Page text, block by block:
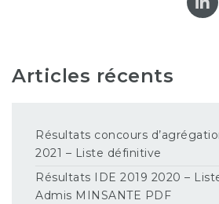
Articles récents
Résultats concours
2021 – Liste définitive
Résultats IDE 2019 2020 –
Admis MINSANTE PDF